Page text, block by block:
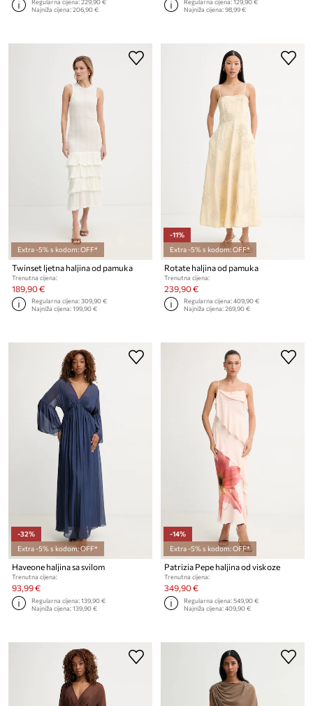
Regularna cijena:229,90 €
Najniža cijena:206,90 €
Regularna cijena:129,90 €
Najniža cijena:98,99 €
Extra -5% s kodom: OFF*
Twinset ljetna haljina od pamuka
Trenutna cijena:
189,90 €
Regularna cijena:309,90 €
Najniža cijena:199,90 €
-11%
Extra -5% s kodom: OFF*
Rotate haljina od pamuka
Trenutna cijena:
239,90 €
Regularna cijena:409,90 €
Najniža cijena:269,90 €
-32%
Extra -5% s kodom: OFF*
Haveone haljina sa svilom
Trenutna cijena:
93,99 €
Regularna cijena:139,90 €
Najniža cijena:139,90 €
-14%
Extra -5% s kodom: OFF*
Patrizia Pepe haljina od viskoze
Trenutna cijena:
349,90 €
Regularna cijena:549,90 €
Najniža cijena:409,90 €